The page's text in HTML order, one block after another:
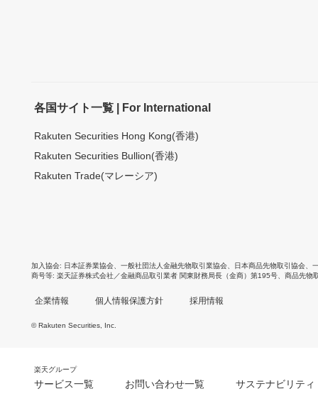
各国サイト一覧 | For International
Rakuten Securities Hong Kong(香港)
Rakuten Securities Bullion(香港)
Rakuten Trade(マレーシア)
加入協会 日本証券業協会 一般社団法人金融先物取引業協会 日本商品先物取引協会
商号等 楽天証券株式会社／金融商品取引業者 関東財務局長（金商）第195号、商品先物
企業情報 個人情報保護方針 採用情報
© Rakuten Securities, Inc.
楽天グループ
サービス一覧 お問い合わせ一覧 サステナビリティ